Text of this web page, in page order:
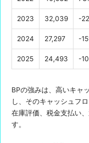
2023 32,039 -
2024 27,297 -
2025 24,493 -
BPの強みは、高いキャ
し、そのキャッシュフ
在庫評価、税金支払い
す。